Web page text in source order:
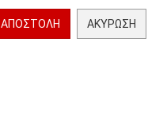
ΑΠΟΣΤΟΛΉ ΑΚΎΡΩΣΗ